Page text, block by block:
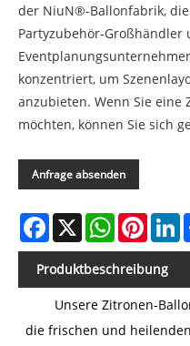
der NiuN®-Ballonfabrik,
Partyzubehör-Großhändler
konzentriert, um
anzubieten. Wenn Sie
möchten, können Sie sich
Anfrage absenden
Facebook
X WhatsApp
Produktbeschreibung
Unsere Zitronen-
die frischen und